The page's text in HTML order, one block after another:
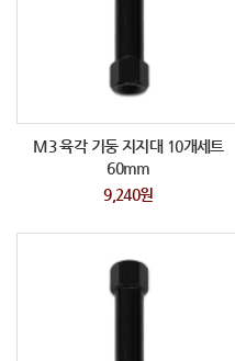
M3 육각 기둥 지지대 10개세트
60mm
9,240원